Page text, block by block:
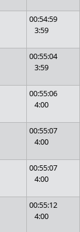
00:54:59
3:59
00:55:04
3:59
00:55:06
4:00
00:55:07
4:00
00:55:07
4:00
00:55:12
4:00